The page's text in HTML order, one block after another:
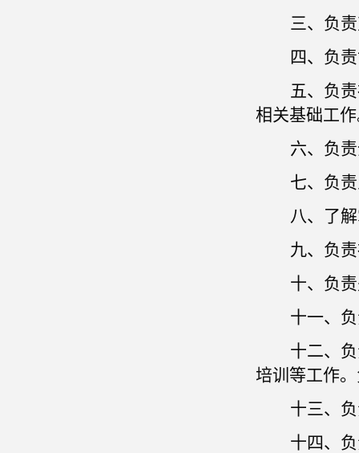
三、负
四、负
五、负
相关基础工
六、负
七、负
八、了
九、负
十、负
十一、
十二、
培训等工作
十三、
十四、